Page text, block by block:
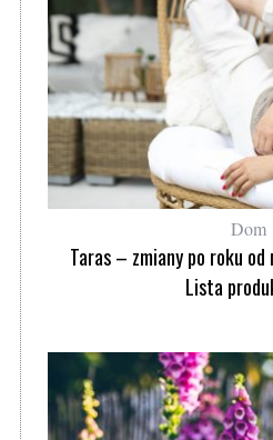
Dom
Taras – zmiany po roku
Lista